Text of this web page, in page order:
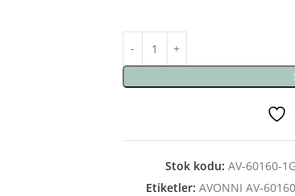
Stok kodu: AV-60160-
Etiketler: AVONNI AV-